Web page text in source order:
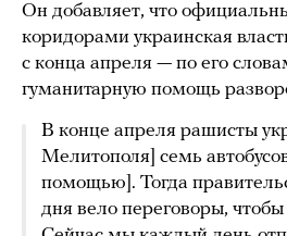
Он добавляет, что
коридорами украинская
с конца апреля — по его
гуманитарную помощь
В конце апреля рашисты
Мелитополя] семь
помощью]. Тогда
дня вело переговоры,